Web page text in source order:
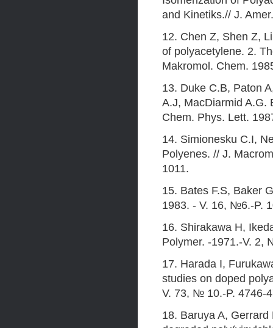
and Kinetiks.// J.
12. Chen Z, Shen Z,
of polyacetylene. 2.
Makromol. Chem.
13. Duke C.B, Paton
A.J, MacDiarmid A.G.
Chem. Phys. Lett.
14. Simionesku C.I,
Polyenes. // J.
1011.
15. Bates F.S, Baker
1983. - V. 16, №6.-P.
16. Shirakawa H,
Polymer. -1971.-V. 2,
17. Harada I,
studies on doped
V. 73, № 10.-P. 4746-
18. Baruya A,